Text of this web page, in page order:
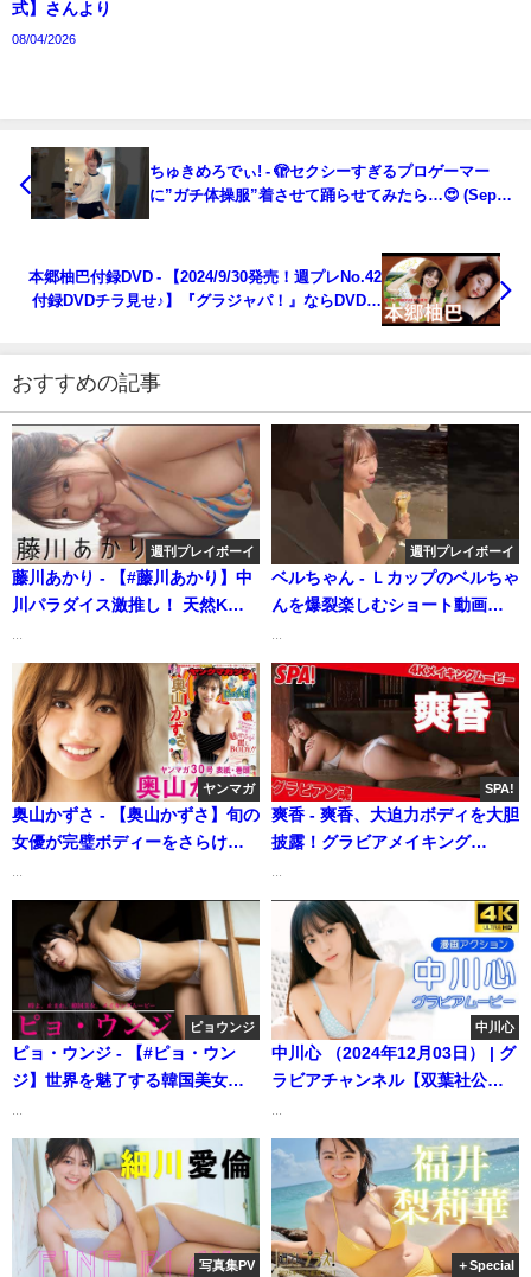
式】さんより
08/04/2026
ちゅきめろでぃ! - 🫣セクシーすぎるプロゲーマー
に”ガチ体操服”着させて踊らせてみたら…😍 (Sep
本郷柚巴付録DVD - 【2024/9/30発売！週プレNo.42
付録DVDチラ見せ♪】『グラジャパ！』ならDVDが
おすすめの記事
週刊プレイボーイ
藤川あかり - 【#藤川あかり】中
川パラダイス激推し！ 天然Kカ
タル写真集『ほどける。』好評
発売中！ Akari Fujikawa (Apr
02, 2026) | 週プレChannel【集
英社 週刊プレイボーイ公式】さ
んより
週刊プレイボーイ
ベルちゃん - Ｌカップのベルちゃ
んを爆裂楽しむショート動画特
中！ (Jul 19, 2026) | 週プレ
Channel【集英社 週刊プレイボ
ーイ公式】さんより
ヤンマガ
奥山かずさ - 【奥山かずさ】旬の
女優が完璧ボディーをさらけ出
社ヤンマガchさんより
SPA!
爽香 - 爽香、大迫力ボディを大胆
披露！グラビアメイキング
ラビアン魂】 (Mar 16, 2026) |
SPA!グラビアチャンネルさんよ
り
ピョウンジ
ピョ・ウンジ - 【#ピョ・ウン
ジ】世界を魅了する韓国美女が
ジタル写真集『時よ、止まれ。
韓国美女。』好評発売中！
Eunji Pyo (Aug 05, 2026) | 週プ
レChannel【集英社 週刊プレイ
ボーイ公式】さんより
中川心
中川心 （2024年12月03日） | グ
ラビアチャンネル【双葉社公
写真集PV ＋Special